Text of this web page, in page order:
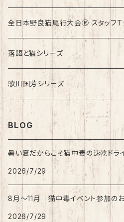
ロンドンバスに乗りたい！
全日本野良猫尾行大会Ⓡ スタッフT
落語と猫シリーズ
歌川国芳シリーズ
BLOG
暑い夏だからこそ猫中毒の速乾ドラ
2026/7/29
8月〜11月 猫中毒イベント参加の
2026/7/29